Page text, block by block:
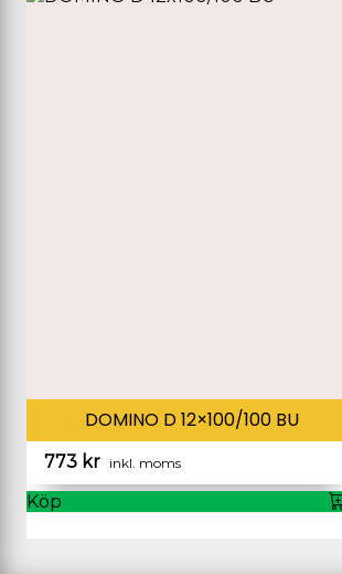
DOMINO D 12×100/100 BU
773 kr inkl. moms
Köp